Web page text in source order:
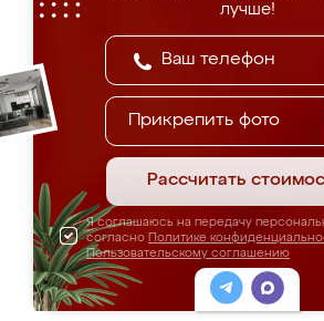
лучше!
Прикрепить фото
Рассчитать
Я соглашаюсь на передачу
согласно Политике
Пользовательскому соглашению